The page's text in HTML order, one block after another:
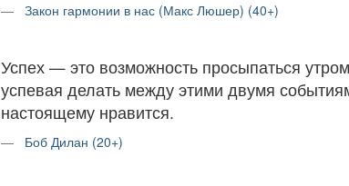
Закон гармонии в нас (Макс Люшер) (40+)
Успех — это возможность просыпаться
успевая делать между этими двумя
настоящему нравится.
Боб Дилан (20+)